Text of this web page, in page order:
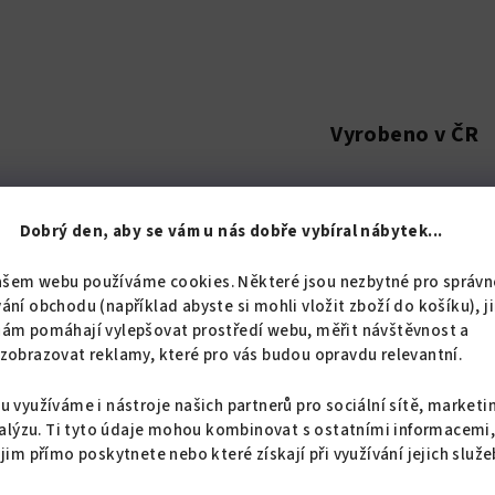
Dobrý den, aby se vám u nás dobře vybíral nábytek...
webu používáme cookies. Některé jsou nezbytné pro
obchodu (například abyste si mohli vložit zboží do košíku),
pomáhají vylepšovat prostředí webu, měřit návštěvnost a
zobrazovat reklamy, které pro vás budou opravdu relevantní.
využíváme i nástroje našich partnerů pro sociální sítě,
Ti tyto údaje mohou kombinovat s ostatními informacemi,
přímo poskytnete nebo které získají při využívání jejich
Vyrobeno v ČR
Popis
Detailní popis
Závěsné rektifikační
univerzální provedení